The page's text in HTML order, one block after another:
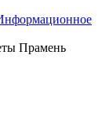
Прамень